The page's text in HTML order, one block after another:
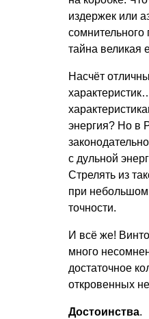
издержек или
тайна великая
Насчёт
энергия? Но в
с дульной
Стрелять из
при
точности.
И всё же!
много
достаточное
откровенных
Достоинства.